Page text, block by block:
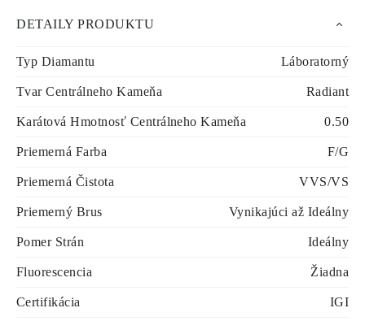
DETAILY PRODUKTU
Typ Diamantu Láboratorný
Tvar Centrálneho Kameňa Radiant
Karátová Hmotnosť Centrálneho Kameňa 0.50
Priemerná Farba F/G
Priemerná Čistota VVS/VS
Priemerný Brus Vynikajúci až Ideálny
Pomer Strán Ideálny
Fluorescencia Žiadna
Certifikácia IGI